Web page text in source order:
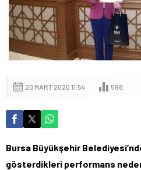
20 MART 2020 11:54 598
Bursa Büyükşehir
gösterdikleri performans